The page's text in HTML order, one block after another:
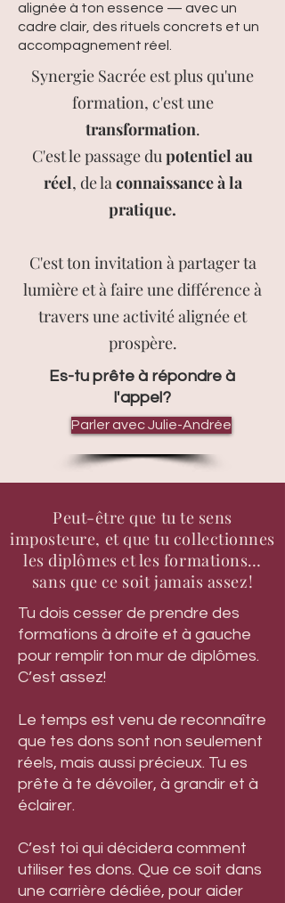
alignée à ton essence — avec un
cadre clair, des rituels concrets et un
accompagnement réel.
Synergie Sacrée est plus qu'une
formation, c'est une
transformation.
C'est le passage dupotentiel au
réel, de laconnaissance à la
pratique.
C'est ton invitation à partager ta
lumière et à faire une différence à
travers une activité alignée et
prospère.
Es-tu prête à répondre à
l'appel?
Parler avec Julie-Andrée
Synergie Sacrée, c'est bien plus
qu'une méthode ou un
enseignement reçu dans le
cadre d'une formation.
C'est le développement de tes
capacités et de ta médecine
Peut-être que tu te sens
imposteure, et que tu collectionnes
les diplômes et les formations…
sans que ce soit jamais assez!
Tu dois cesser de prendre des
formations à droite et à gauche
pour remplir ton mur de diplômes.
C’est assez!
Le temps est venu de reconnaître
que tes dons sont non seulement
réels, mais aussi précieux. Tu es
prête à te dévoiler, à grandir et à
éclairer.
C’est toi qui décidera comment
utiliser tes dons. Que ce soit dans
une carrière dédiée, pour aider